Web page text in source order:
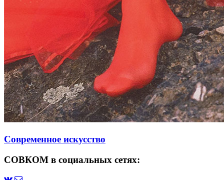
Современное искусство
СОВКОМ в социальных сетях: